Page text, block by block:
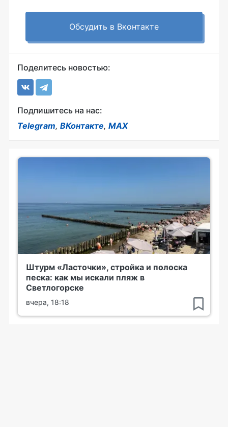
Обсудить в Вконтакте
Поделитесь новостью:
Подпишитесь на нас:
Telegram, ВКонтакте, MAX
Штурм «Ласточки», стройка и полоска
песка: как мы искали пляж в
Светлогорске
вчера, 18:18